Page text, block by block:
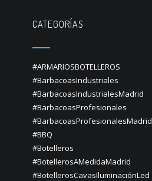
CATEGORÍAS
#ARMARIOSBOTELLEROS
#BarbacoasIndustriales
#BarbacoasIndustrialesMadrid
#BarbacoasProfesionales
#BarbacoasProfesionalesMadrid
#BBQ
#Botelleros
#BotellerosAMedidaMadrid
#BotellerosCavasIluminaciónLed